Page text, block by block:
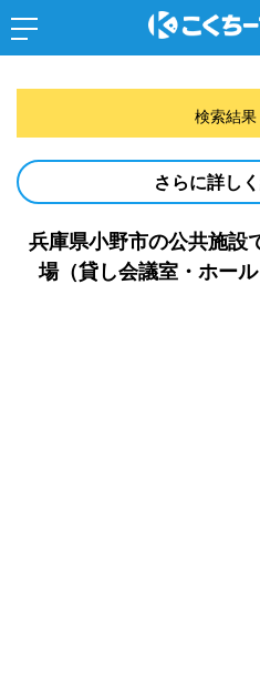
兵庫県小野市の公共施設
場（貸し会議室・ホー
検索結果
さらに詳し